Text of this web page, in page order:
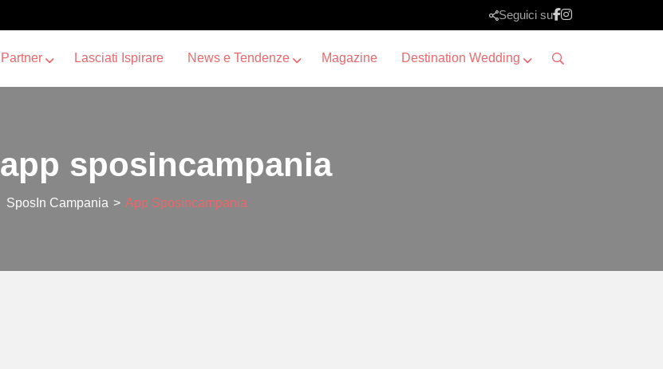
Seguici su
Partner Lasciati Ispirare News e Tendenze Magazine Destination Wedding
app sposincampania
SposIn Campania > App Sposincampania